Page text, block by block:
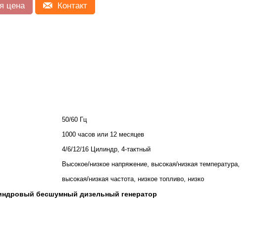
цена Контакт
50/60 Гц
1000 часов или 12 месяцев
4/6/12/16 Цилиндр, 4-тактный
Высокое/низкое напряжение, высокая/низкая температура,
высокая/низкая частота, низкое топливо, низко
бесшумный дизельный генератор